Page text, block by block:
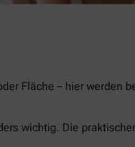
Fläche – hier werden
wichtig. Die